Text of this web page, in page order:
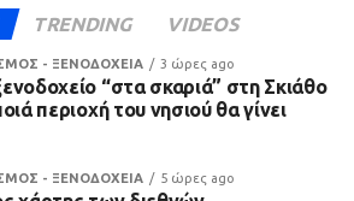
TRENDING VIDEOS
- ΞΕΝΟΔΟΧΕΙΑ 3 ώρες ago
“στα σκαριά” στη Σκιάθο
περιοχή του νησιού θα γίνει
- ΞΕΝΟΔΟΧΕΙΑ 5 ώρες ago